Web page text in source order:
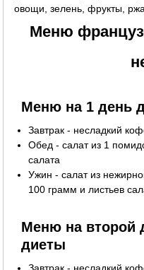
овощи, зелень, фрукты,
Меню
Меню на 1 день
Завтрак - несладкий
Обед - салат из 1
салата
Ужин - салат из
100 грамм и листьев
Меню на второй
диеты
Завтрак - несладкий